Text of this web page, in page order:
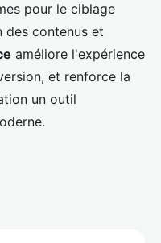
pour le ciblage
des contenus et
améliore l'expérience
et renforce la
un outil